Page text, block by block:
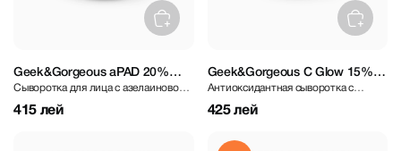
Geek&Gorgeous aPAD 20%
Azelaic Derivative Serum 30 ml
Сыворотка для лица с азелаиновой
кислотой
415 лей
Geek&Gorgeous C Glow 15%
Vitamin C Serum 30 ml
Антиоксидантная сыворотка с
витамином С
425 лей